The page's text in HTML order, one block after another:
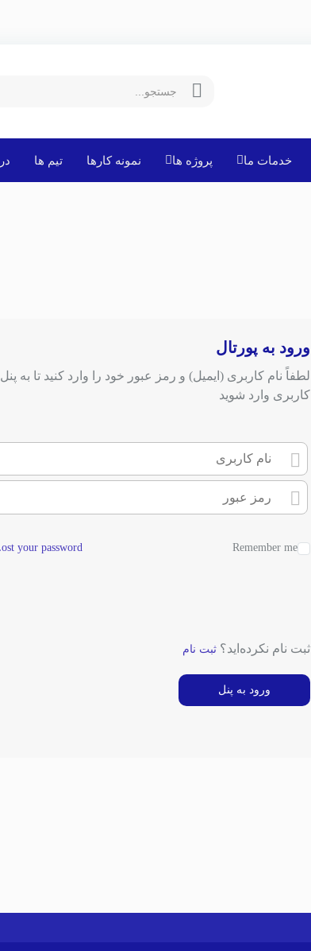
خدمات ما پروژه ها نمونه کارها تیم ها
ورود به پورتال
لطفاً نام کاربری (ایمیل) و رمز عبور خود را وارد کنید تا به پنل
کاربری وارد شوید
Remember me
your password?
ثبت نام نکرده‌اید؟ ثبت نام
ورود به پنل